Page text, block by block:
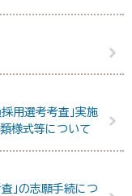
用選考考査」実施
様式等について
」の志願手続につ